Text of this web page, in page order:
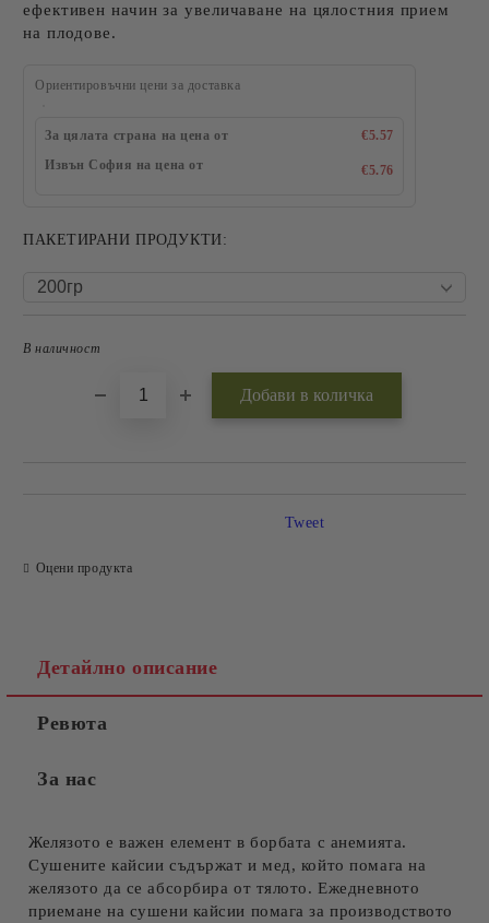
ефективен начин за увеличаване на цялостния прием
на плодове.
Ориентировъчни цени за доставка
За цялата страна на цена от
€5.57
Извън София на цена от
€5.76
ПАКЕТИРАНИ ПРОДУКТИ:
В наличност
Оцени продукта
Tweet
Детайлно описание
Ревюта
За нас
Желязото е важен елемент в борбата с анемията.
Сушените кайсии съдържат и мед, който помага на
желязото да се абсорбира от тялото. Ежедневното
приемане на сушени кайсии помага за производството